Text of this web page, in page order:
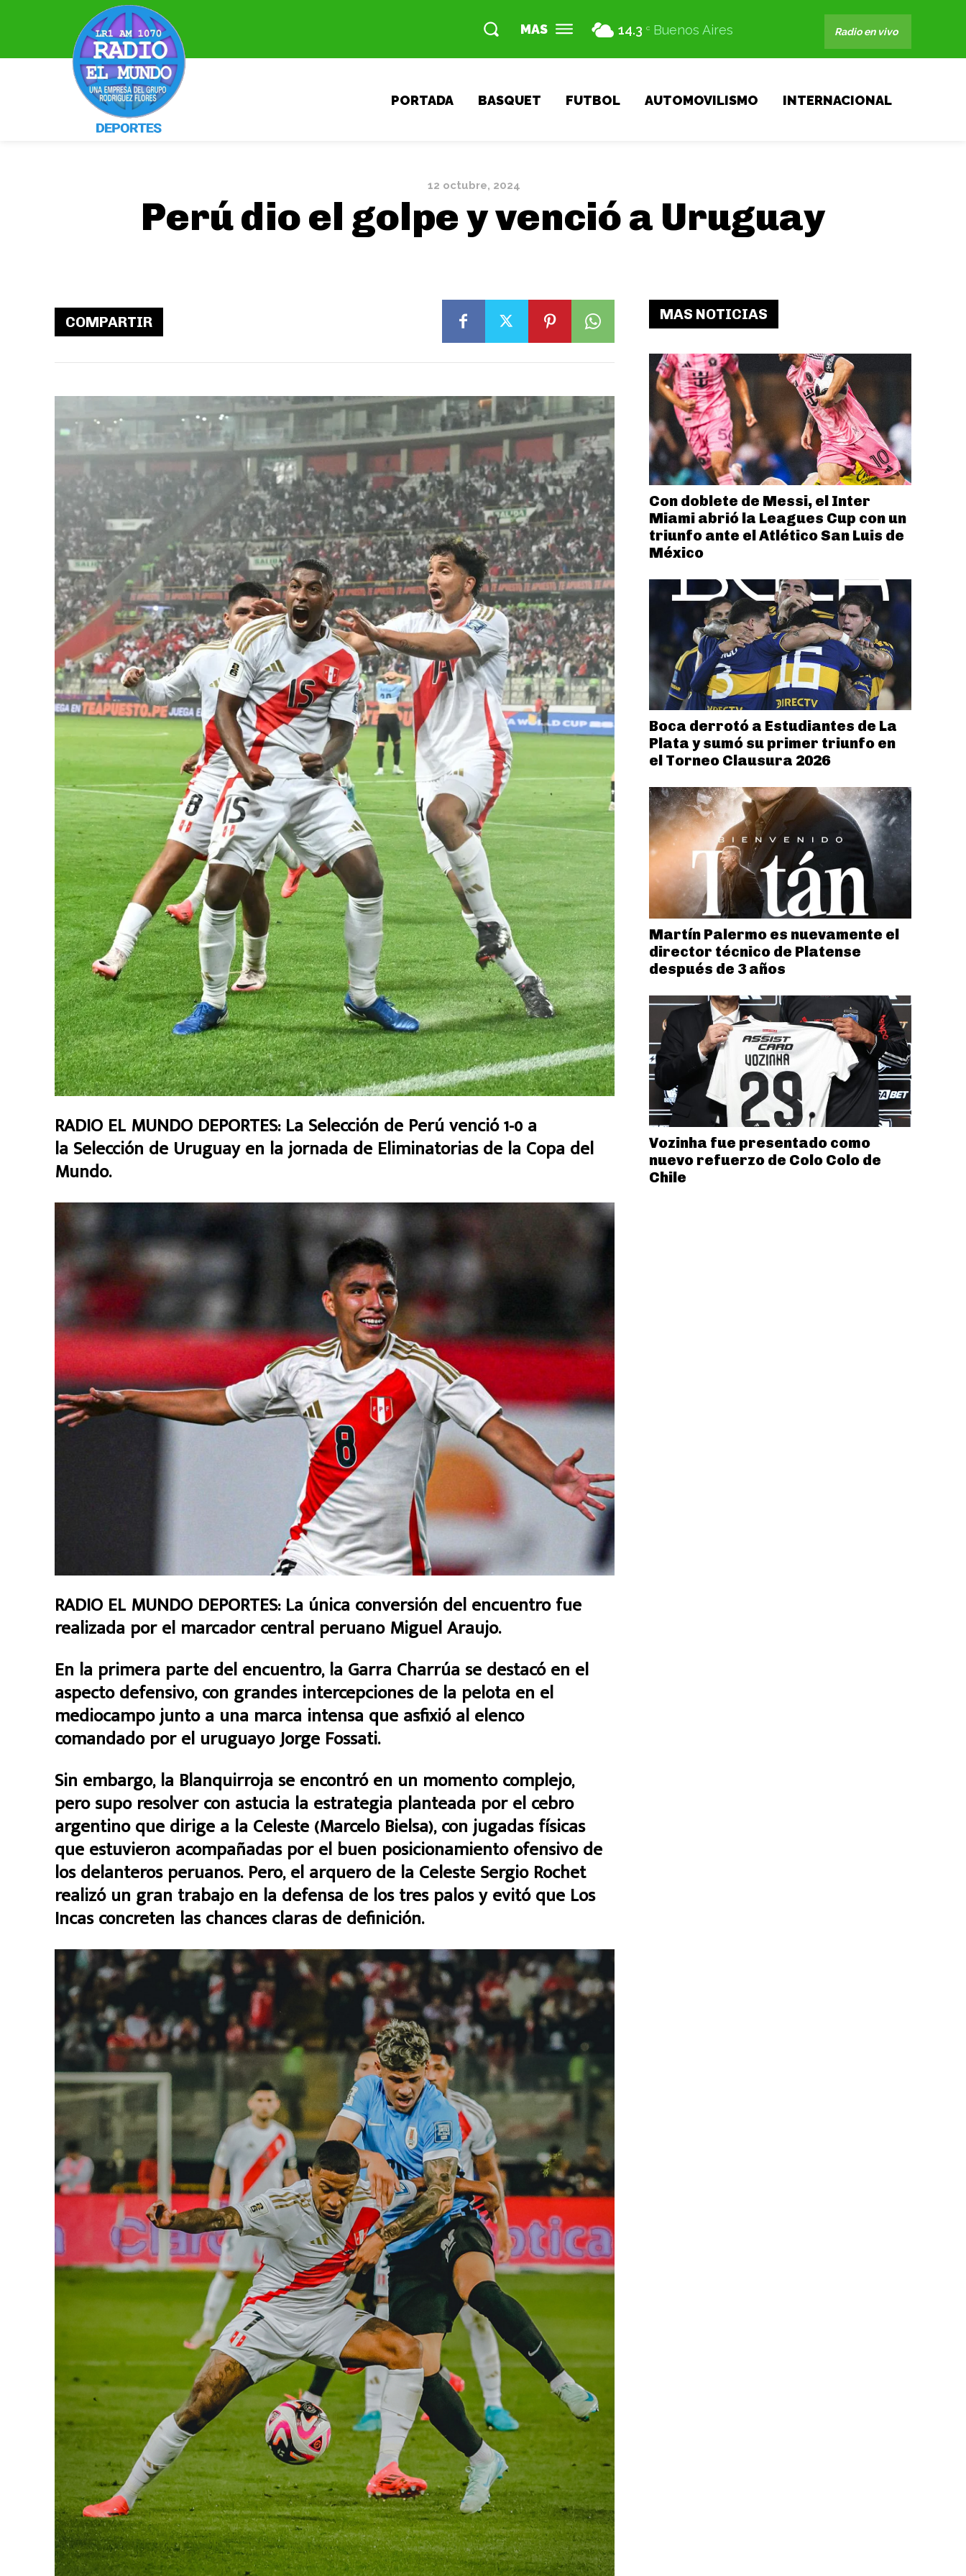
MAS 14.3 C Buenos Aires Radio en vivo
PORTADA BASQUET FUTBOL AUTOMOVILISMO INTERNACIONAL
12 octubre, 2024
Perú dio el golpe y venció a Uruguay
COMPARTIR
RADIO EL MUNDO DEPORTES:La Selección de Perú venció 1-0 a
la Selección de Uruguay en la jornada de Eliminatorias de la Copa del
Mundo.
RADIO EL MUNDO DEPORTES: La única conversión del encuentro fue
realizada por el marcador central peruano Miguel Araujo.
En la primera parte del encuentro, la Garra Charrúa se destacó en el
aspecto defensivo, con grandes intercepciones de la pelota en el
mediocampo junto a una marca intensa que asfixió al elenco
comandado por el uruguayo Jorge Fossati.
Sin embargo, la Blanquirroja se encontró en un momento complejo,
pero supo resolver con astucia la estrategia planteada por el cebro
argentino que dirige a la Celeste (Marcelo Bielsa), con jugadas físicas
que estuvieron acompañadas por el buen posicionamiento ofensivo de
los delanteros peruanos. Pero, el arquero de la Celeste Sergio Rochet
realizó un gran trabajo en la defensa de los tres palos y evitó que Los
Incas concreten las chances claras de definición.
MAS NOTICIAS
Con doblete de Messi, el Inter
Miami abrió la Leagues Cup con un
triunfo ante el Atlético San Luis de
México
Boca derrotó a Estudiantes de La
Plata y sumó su primer triunfo en
el Torneo Clausura 2026
Martín Palermo es nuevamente el
director técnico de Platense
después de 3 años
Vozinha fue presentado como
nuevo refuerzo de Colo Colo de
Chile